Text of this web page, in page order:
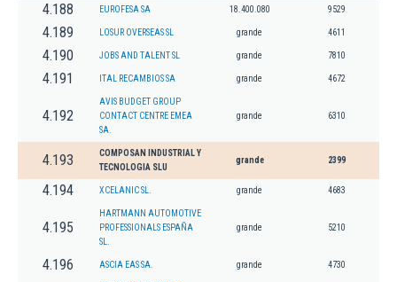
4.188 EUROFESA SA 18.400.080 9529
4.189 LOSUR OVERSEAS SL grande 4611
4.190 JOBS AND TALENT SL grande 7810
4.191 ITAL RECAMBIOS SA grande 4672
4.192
AVIS BUDGET GROUP
CONTACT CENTRE EMEA
SA.
grande 6310
4.193
COMPOSAN INDUSTRIAL Y
TECNOLOGIA SLU
grande 2399
4.194 XCELANIC SL. grande 4683
4.195
HARTMANN AUTOMOTIVE
PROFESSIONALS ESPAÑA
SL.
grande 5210
4.196 ASCIA EAS SA. grande 4730